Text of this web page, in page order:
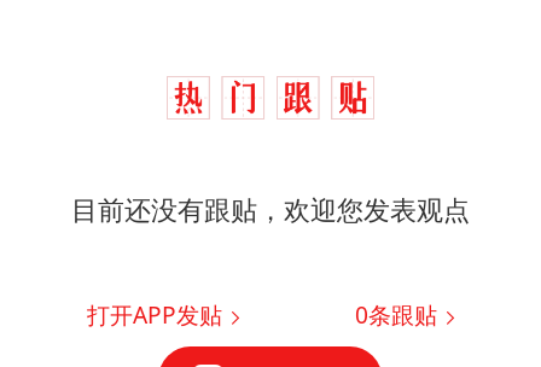
目前还没有跟贴，欢迎您发表观点
打开APP发贴 0条跟贴